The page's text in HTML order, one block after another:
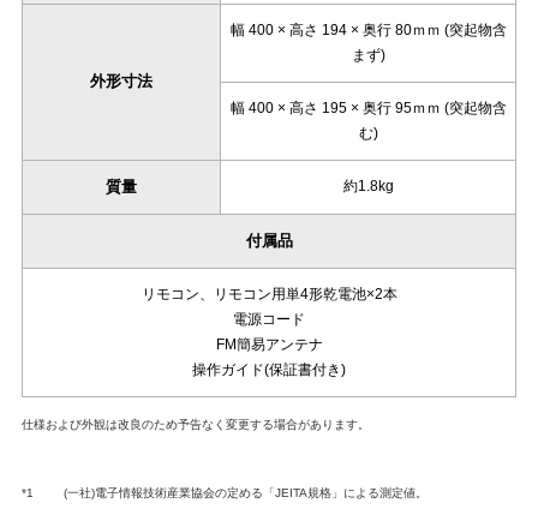
外形寸法
幅 400 × 高さ 194 × 奥行 80ｍｍ (突起物含
まず)
幅 400 × 高さ 195 × 奥行 95ｍｍ (突起物含
む)
質量 約1.8kg
付属品
リモコン、リモコン用単4形乾電池×2本
電源コード
FM簡易アンテナ
操作ガイド(保証書付き)
仕様および外観は改良のため予告なく変更する場合があります。
*1 (一社)電子情報技術産業協会の定める「JEITA規格」による測定値。